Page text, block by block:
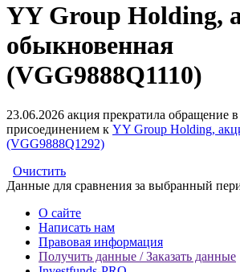
YY Group Holding,
обыкновенная
(VGG9888Q1110)
23.06.2026 акция прекратила обращение в
присоединением к YY Group Holding,
(VGG9888Q1292)
Очистить
Данные для сравнения за выбранный
О сайте
Написать нам
Правовая информация
Получить данные / Заказать данные